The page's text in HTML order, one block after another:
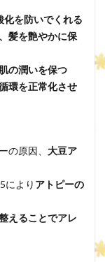
化を防いでくれる
髪を艶やかに保
の潤いを保つ
環を正常化させ
の原因、 大豆ア
により アトピーの
えることでアレ